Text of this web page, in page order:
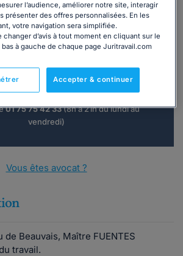
une consultation par
téléphone ?
immédiatement
01 75 75 42 33(8h à 21h du lundi au
vendredi)
Vous êtes avocat ?
de Beauvais, Maître FUENTES
travail.
l’audience, améliorer notre site, interagir
présenter des offres personnalisées. En les
votre navigation sera simplifiée.
changer d’avis à tout moment en cliquant sur le
à gauche de chaque page Juritravail.com
Accepter & continuer